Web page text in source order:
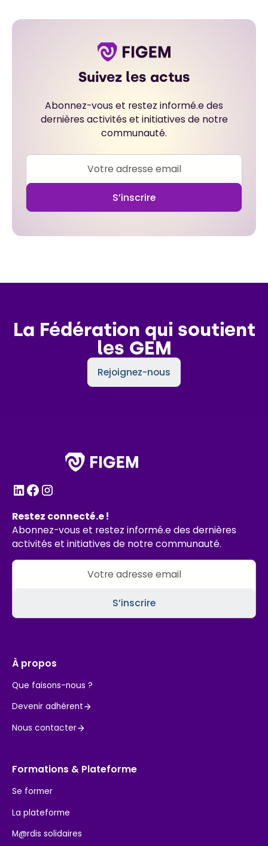
Suivez les actus
Abonnez-vous et restez informé.e des
dernières activités et initiatives de notre
communauté.
La Fédération qui soutient
les GEM
Rejoignez-nous
Restez connecté.e !
Abonnez-vous et restez informé.e des dernières
activités et initiatives de notre communauté.
À propos
Que faisons-nous ?
Devenir adhérent
Nous contacter
Formations & Plateforme
Se former
La plateforme
M@rdis solidaires